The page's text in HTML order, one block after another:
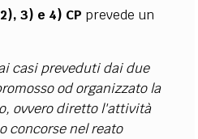
3) e 4) CP prevede un
casi preveduti dai due
od organizzato la
ovvero diretto l'attività
concorse nel reato